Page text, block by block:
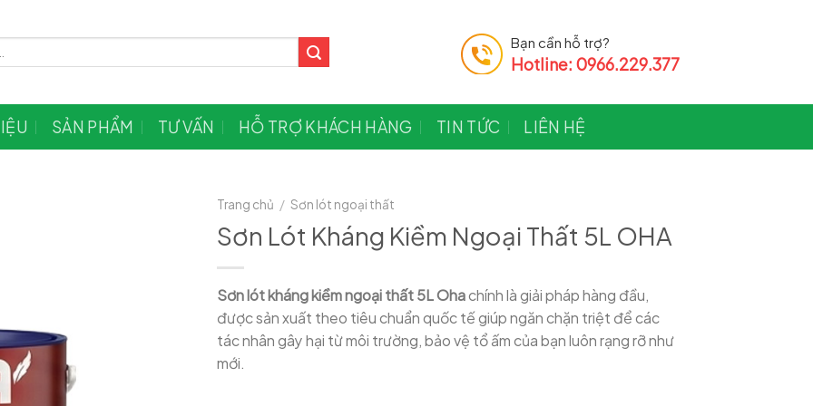
Bạn cần hỗ trợ?
Hotline: 0966.229.377
SẢN PHẨM TƯ VẤN HỖ TRỢ KHÁCH HÀNG TIN TỨC LIÊN HỆ
Trang chủ / Sơn lót ngoại thất
Sơn Lót Kháng Kiềm Ngoại Thất 5L OHA
Sơn lót kháng kiềm ngoại thất 5L Ohachính là giải pháp hàng đầu,
được sản xuất theo tiêu chuẩn quốc tế giúp ngăn chặn triệt để các
tác nhân gây hại từ môi trường, bảo vệ tổ ấm của bạn luôn rạng rỡ như
mới.